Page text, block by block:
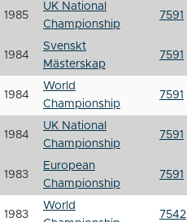
1985
UK National
Championship
7591
1984
Svenskt
Mästerskap
7591
1984
World
Championship
7591
1984
UK National
Championship
7591
1983
European
Championship
7591
1983
World
7542